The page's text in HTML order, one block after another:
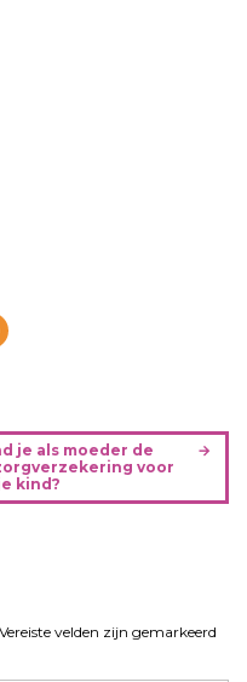
je als moeder de
voor
kind?
Vereiste velden zijn gemarkeerd